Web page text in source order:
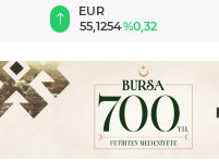
EUR
55,1254%0,32